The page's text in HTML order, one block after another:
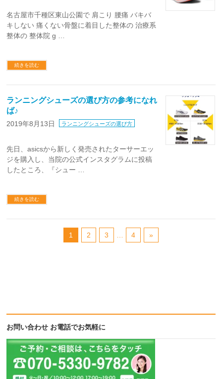
名古屋市千種区東山公園で 肩こり 腰痛 バキバ
キしない 痛くない骨盤に着目した整体の 治療系
整体の 整体院 g …
続きを読む
ランニングシューズの選び方の参考になれ
ば♪
2019年8月13日 ランニングシューズの選び方
先日、asicsから新しく発売されたターサーエッ
ジを購入し、当院の公式インスタグラムに投稿
したところ、『シュー …
続きを読む
1 2 3 4 »
お問い合わせ お電話でお気軽に